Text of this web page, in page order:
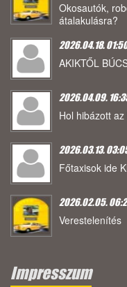
Okosautók,
átalakulásra?
2026.04.18.
AKIKTŐL
2026.04.09.
Hol hibázott
2026.03.13.
Főtaxisok ide
2026.02.05.
Verestelenítés
Impresszum